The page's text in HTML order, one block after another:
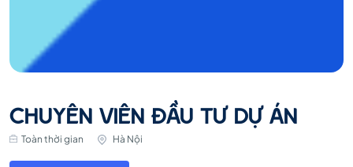
CHUYÊN VIÊN ĐẦU TƯ DỰ ÁN
Toàn thời gian Hà Nội